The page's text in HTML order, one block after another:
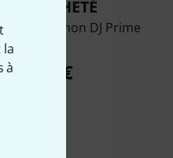
la
à
ONT ACHETÉ
Case Denon DJ Prime
175 €